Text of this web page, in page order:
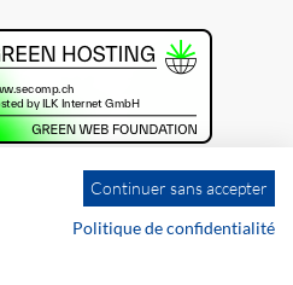
Continuer sans accepter
Politique de confidentialité